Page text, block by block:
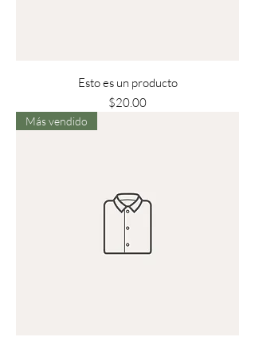
Esto es un producto
Precio
$20.00
Más vendido